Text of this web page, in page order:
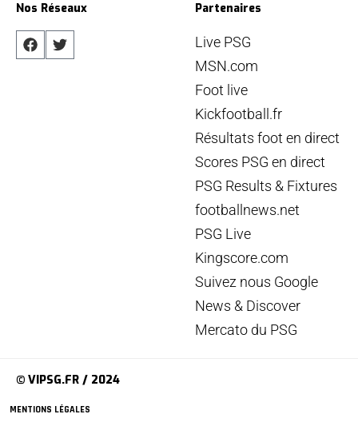
Nos Réseaux Partenaires
Live PSG
MSN.com
Foot live
Kickfootball.fr
Résultats foot en direct
Scores PSG en direct
PSG Results & Fixtures
footballnews.net
PSG Live
Kingscore.com
Suivez nous Google
News & Discover
Mercato du PSG
© VIPSG.FR / 2024
MENTIONS LÉGALES